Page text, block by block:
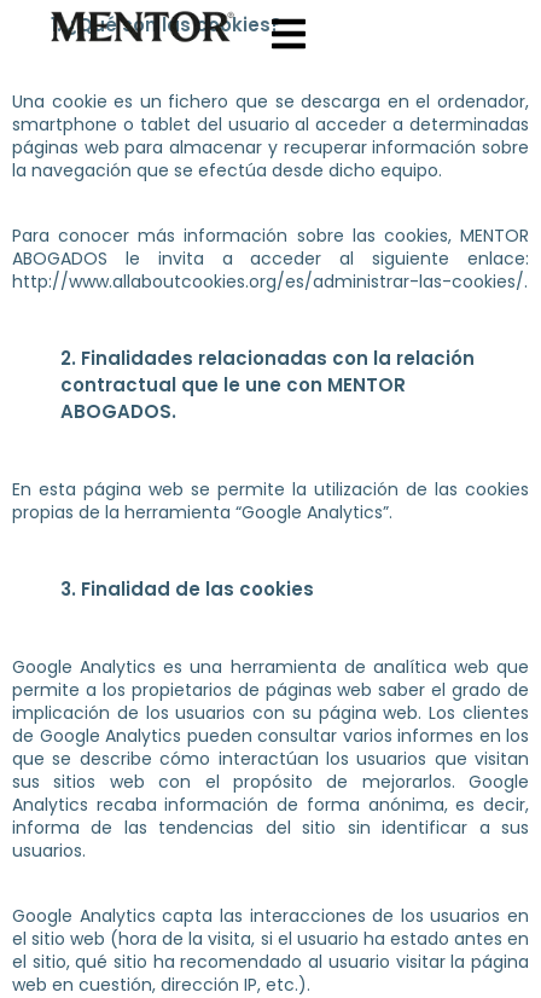
¿Qué son las cookies?
Una cookie es un fichero que se descarga en el ordenador,
smartphone o tablet del usuario al acceder a determinadas
páginas web para almacenar y recuperar información sobre
la navegación que se efectúa desde dicho equipo.
Para conocer más información sobre las cookies, MENTOR
ABOGADOS le invita a acceder al siguiente enlace:
http://www.allaboutcookies.org/es/administrar-las-cookies/.
2. Finalidades relacionadas con la relación
contractual que le une con MENTOR
ABOGADOS.
En esta página web se permite la utilización de las cookies
propias de la herramienta “Google Analytics”.
3. Finalidad de las cookies
Google Analytics es una herramienta de analítica web que
permite a los propietarios de páginas web saber el grado de
implicación de los usuarios con su página web. Los clientes
de Google Analytics pueden consultar varios informes en los
que se describe cómo interactúan los usuarios que visitan
sus sitios web con el propósito de mejorarlos. Google
Analytics recaba información de forma anónima, es decir,
informa de las tendencias del sitio sin identificar a sus
usuarios.
Google Analytics capta las interacciones de los usuarios en
el sitio web (hora de la visita, si el usuario ha estado antes en
el sitio, qué sitio ha recomendado al usuario visitar la página
web en cuestión, dirección IP, etc.).